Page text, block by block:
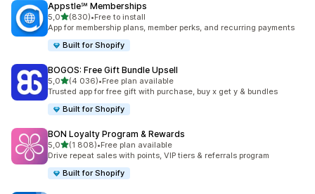
Appstle℠ Memberships
5,0z 5 hvězd
(830)
Celkový počet recenzí: 830
•Free to install
App for membership plans, member perks, and recurring payments
Built for Shopify
BOGOS: Free Gift Bundle Upsell
5,0z 5 hvězd
(4 036)
Celkový počet recenzí: 4036
•Free plan available
Trusted app for free gift with purchase, buy x get y & bundles
Built for Shopify
BON Loyalty Program & Rewards
5,0z 5 hvězd
(1 808)
Celkový počet recenzí: 1808
•Free plan available
Drive repeat sales with points, VIP tiers & referrals program
Built for Shopify